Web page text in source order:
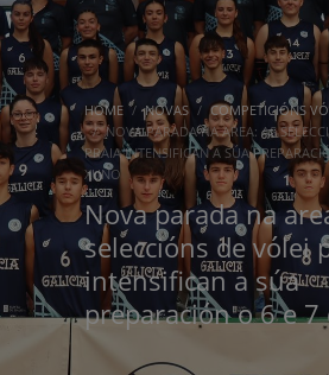
HOME NOVAS
COMPETICIÓNS
NOVA PARADA NA AREA: AS
PRAIA INTENSIFICAN A SÚA
XUÑO
Nova parada na
seleccións de vólei
intensifican a súa
preparación o 6 e